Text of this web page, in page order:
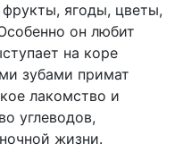
фрукты, ягоды, цветы,
он любит
на коре
зубами примат
лакомство и
углеводов,
жизни.